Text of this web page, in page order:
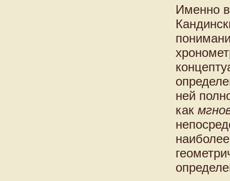
Именно
ней
как